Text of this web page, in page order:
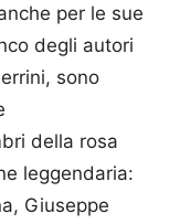
per le sue
degli autori
sono
della rosa
leggendaria:
Giuseppe